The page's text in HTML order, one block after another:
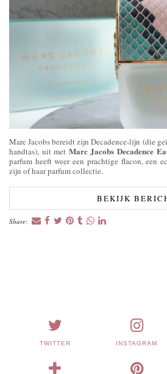
Marc Jacobs bereidt zijn Decadence-lijn (die
handtas), uit met Marc Jacobs Decadence
parfum heeft weer een prachtige flacon, een
zijn of haar parfum collectie.
BEKIJK
Share:
TWITTER INSTAGRAM